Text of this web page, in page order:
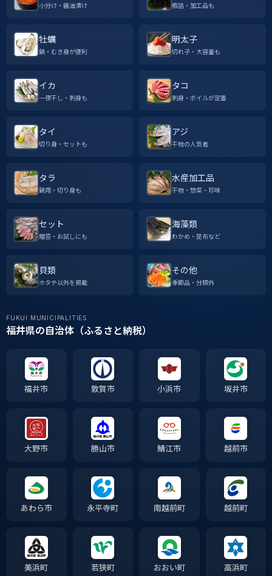
小分け・醤油漬け 瓶詰・加工品も
牡蠣
鍋・むき身が便利
明太子
切れ子・大容量も
イカ
一夜干し・刺身も
タコ
刺身・ボイルが定番
タイ
切り身・セットも
アジ
干物の人気者
タラ
鍋用・切り身も
水産加工品
干物・惣菜・珍味
セット
贈答・お試しにも
海藻類
わかめ・昆布など
貝類
ホタテ以外を掲載
その他
季節品・分類外
FUKUI MUNICIPALITIES
福井県の自治体（ふるさと納税）
福井市 敦賀市 小浜市 坂井市
大野市 勝山市 鯖江市 越前市
あわら市 永平寺町 南越前町 越前町
美浜町 若狭町 おおい町 高浜町